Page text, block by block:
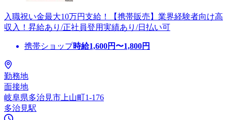
入職祝い金最大10万円支給！【携帯販売】業界経験者向け高
収入！昇給あり/正社員登用実績あり/日払い可
携帯ショップ時給1,600円〜1,800円
勤務地
面接地
岐阜県多治見市上山町1-176
多治見駅